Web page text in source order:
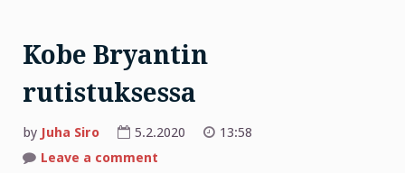
Kobe Bryantin
rutistuksessa
by Juha Siro 5.2.2020
13:58
Leave a comment